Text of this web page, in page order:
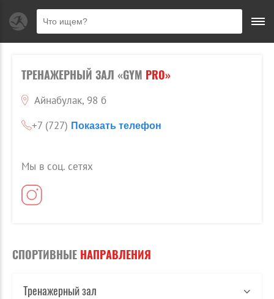
ТРЕНАЖЕРНЫЙ ЗАЛ «GYM PRO»
Айнабулак, 98 б
+7 (727) Показать телефон
Мы в соц. сетях
СПОРТИВНЫЕ НАПРАВЛЕНИЯ
Тренажерный зал